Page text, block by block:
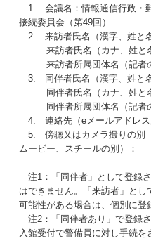
1. 会議名：情報通信行政・
接続委員会（第49回）
2. 来訪者氏名（漢字、姓と
来訪者氏名（カナ、姓と名
来訪者所属団体名（記者の
3. 同伴者氏名（漢字、姓と
同伴者氏名（カナ、姓と名
同伴者所属団体名（記者の
4. 連絡先（eメールアドレス
5. 傍聴又はカメラ撮りの別
ムービー、スチールの別）：
注1：「同伴者」として登録
はできません。「来訪者」と
可能性がある場合は、個別に登
注2：「同伴者あり」で登録
入館受付で警備員に対し手続を